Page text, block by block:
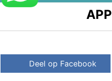
Deel op Facebook